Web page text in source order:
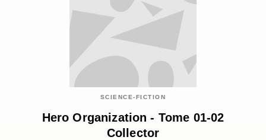
SCIENCE-FICTION
Hero Organization - Tome 01-02
Collector